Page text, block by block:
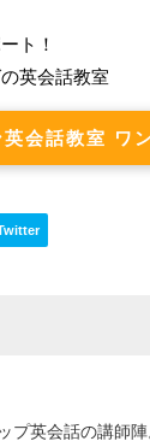
ト！
英会話教室
会話教室 ワ
プ英会話の講師